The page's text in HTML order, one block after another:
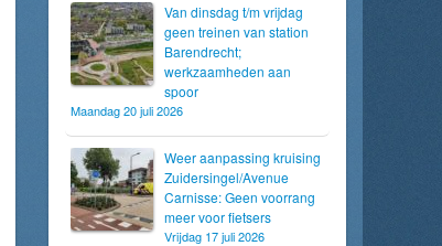
Van dinsdag t/m vrijdag
geen treinen van station
Barendrecht;
werkzaamheden aan
spoor
Maandag 20 juli 2026
Weer aanpassing kruising
Zuidersingel/Avenue
Carnisse: Geen voorrang
meer voor fietsers
Vrijdag 17 juli 2026